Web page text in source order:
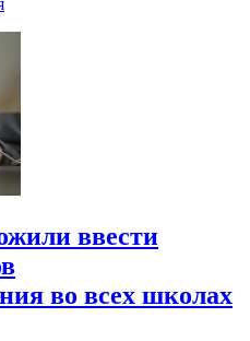
ввести
во всех школах